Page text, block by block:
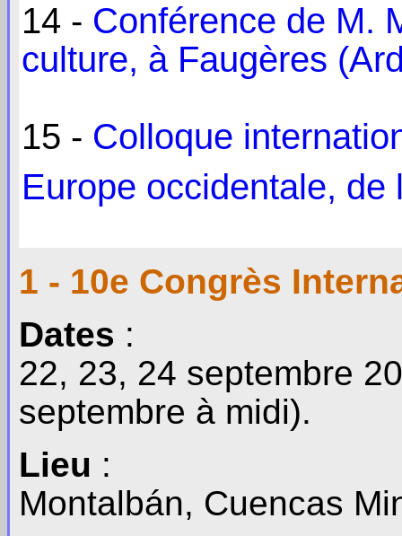
14 - Conférence de M.
culture, à Faugères
15 - Colloque
Europe occidentale,
1 - 10e Congrès
Dates :
22, 23, 24 septembre
septembre à midi).
Lieu :
Montalbán, Cuencas